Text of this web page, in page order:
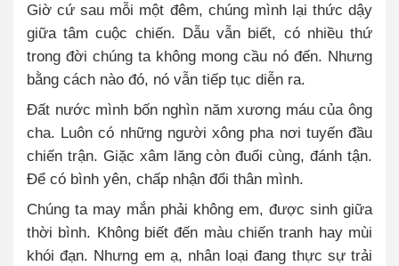
Giờ cứ sau mỗi một đêm, chúng mình lại thức dậy
giữa tâm cuộc chiến. Dẫu vẫn biết, có nhiều thứ
trong đời chúng ta không mong cầu nó đến. Nhưng
bằng cách nào đó, nó vẫn tiếp tục diễn ra.
Đất nước mình bốn nghìn năm xương máu của ông
cha. Luôn có những người xông pha nơi tuyến đầu
chiến trận. Giặc xâm lăng còn đuổi cùng, đánh tận.
Để có bình yên, chấp nhận đổi thân mình.
Chúng ta may mắn phải không em, được sinh giữa
thời bình. Không biết đến màu chiến tranh hay mùi
khói đạn. Nhưng em ạ, nhân loại đang thực sự trải